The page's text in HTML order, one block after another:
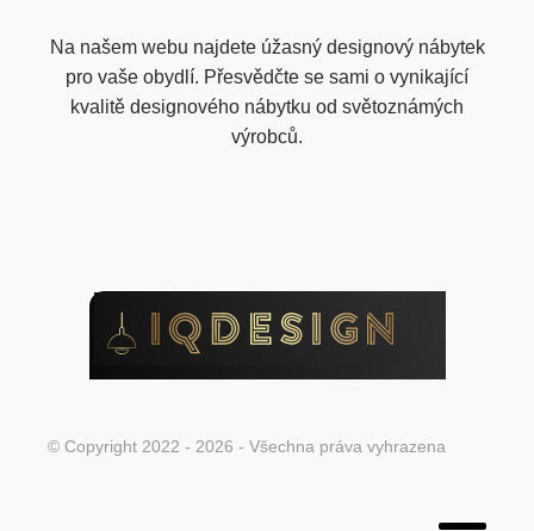
Na našem webu najdete úžasný designový nábytek
pro vaše obydlí. Přesvědčte se sami o vynikající
kvalitě designového nábytku od světoznámých
výrobců.
© Copyright 2022 - 2026 - Všechna práva vyhrazena